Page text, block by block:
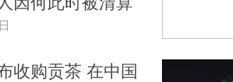
收购贡茶 在中国